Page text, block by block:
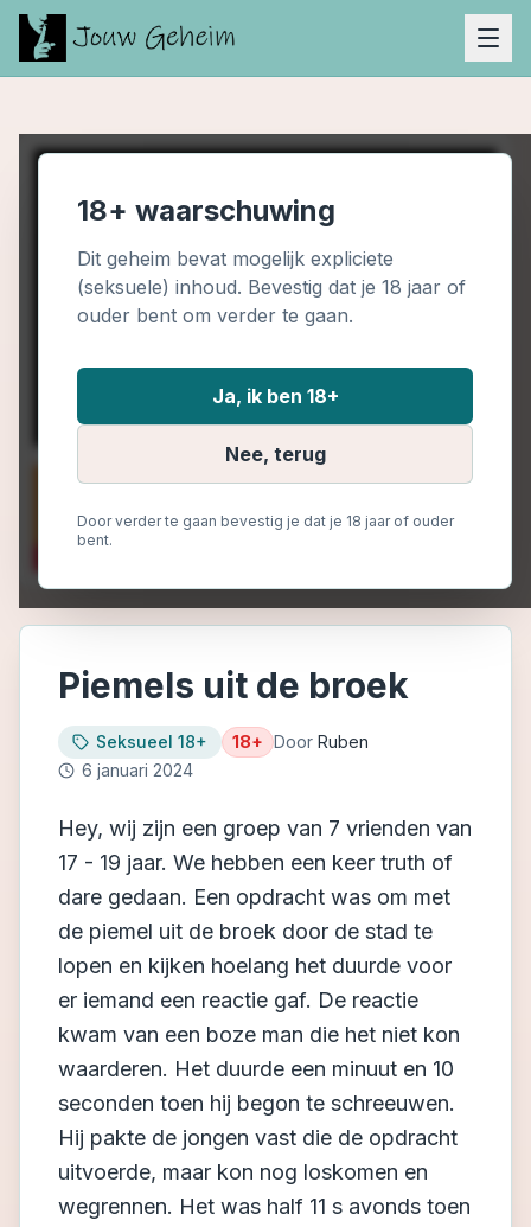
18+ waarschuwing
Dit geheim bevat mogelijk expliciete
(seksuele) inhoud. Bevestig dat je 18 jaar of
ouder bent om verder te gaan.
Ja, ik ben 18+
Nee, terug
Door verder te gaan bevestig je dat je 18 jaar of ouder
bent.
Piemels uit de broek
Seksueel 18+ 18+ Door Ruben
6 januari 2024
Hey, wij zijn een groep van 7 vrienden van
17 - 19 jaar. We hebben een keer truth of
dare gedaan. Een opdracht was om met
de piemel uit de broek door de stad te
lopen en kijken hoelang het duurde voor
er iemand een reactie gaf. De reactie
kwam van een boze man die het niet kon
waarderen. Het duurde een minuut en 10
seconden toen hij begon te schreeuwen.
Hij pakte de jongen vast die de opdracht
uitvoerde, maar kon nog loskomen en
wegrennen. Het was half 11 s avonds toen